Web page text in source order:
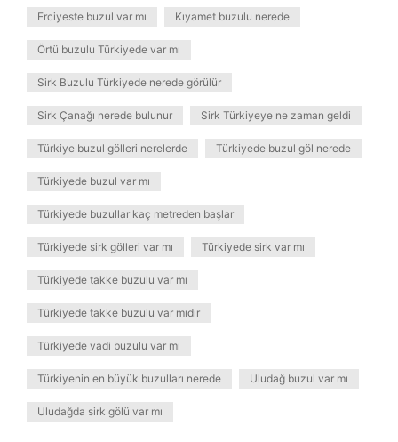
Erciyeste buzul var mı Kıyamet buzulu nerede
Örtü buzulu Türkiyede var mı
Sirk Buzulu Türkiyede nerede görülür
Sirk Çanağı nerede bulunur Sirk Türkiyeye ne zaman geldi
Türkiye buzul gölleri nerelerde Türkiyede buzul göl nerede
Türkiyede buzul var mı
Türkiyede buzullar kaç metreden başlar
Türkiyede sirk gölleri var mı Türkiyede sirk var mı
Türkiyede takke buzulu var mı
Türkiyede takke buzulu var mıdır
Türkiyede vadi buzulu var mı
Türkiyenin en büyük buzulları nerede Uludağ buzul var mı
Uludağda sirk gölü var mı